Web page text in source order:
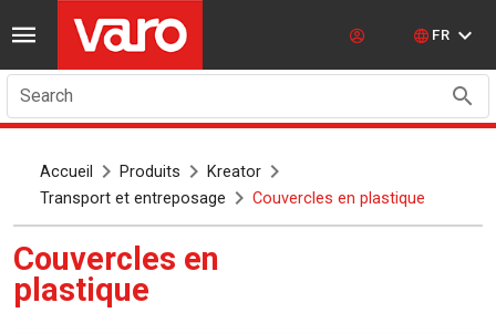
FR
Search
Accueil Produits
Kreator
Transport et entreposage
Couvercles en plastique
Couvercles en
plastique